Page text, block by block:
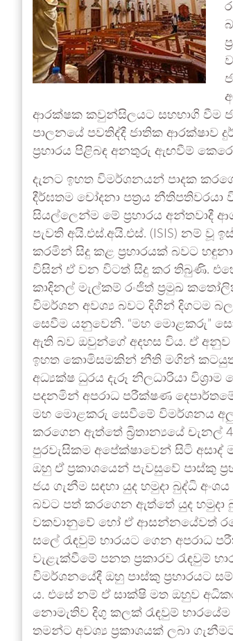
ආරක්ෂක කවුන්සිලයට සහභාගි වීම
පාලනයේ පවතිද්දී ජාතික ආරක්ෂාව
ප්‍රහාරය පිළිබඳ අනතුරු ඇඟවීම්
දැනට ඉහත විමර්ශනයන් පාදක
දීර්ඝතම චෝදනා පත්‍රය
සියල්ලෙන්ම මේ ප්‍රහාරය අන්තවාදී
පැවති අයි.එස්.අයි.එස්. (ISIS) නම්
කරමින් සිදු කළ ප්‍රහාරයක් බවට
විසින් ඒ වන විටත් සිදු කර තිබුණි.
කාදිනල් මැල්කම් රංජිත් ප්‍රමුඛ
විමර්ශන අවශ්‍ය බවට දිගින් දිගටම
සෙවීම යනුවෙනි. “මහ මොළකරු”
ඇති බව ඔවුන්ගේ අදහස විය. ඒ අනුව
ඉහත කොමිසමකින් නීති මගින් කටයුතු
අධ්‍යක්ෂ ධුරය දැරූ නිලධාරියා
පදනමින් අපරාධ පරීක්ෂණ
මහ මොළකරු සෙවීමේ විමර්ශනය
කරගෙන ඇත්තේ බ්‍රිතාන්‍යයේ
පුරවැසිකම අපේක්ෂාවෙන් සිටි අසාද්
ඔහු ඒ ප්‍රකාශයෙන් පැවසුවේ පාස්කු
ජය ගැනීම සඳහා යුද හමුදා බුද්ධි
බවට පත් කරගෙන ඇත්තේ යුද හමුදා
වකවානුවේ හෝ ඒ ආසන්නයේවත්
සලේ රැඳවුම් භාරයට ගෙන අපරාධ
වැළැක්වීමේ පනත ප්‍රකාරව රැඳවුම්
විමර්ශනයේදී ඔහු පාස්කු ප්‍රහාරයට
ය. එසේ නම් ඒ සාක්ෂි මත ඔහුව
නොමැතිව දිගු කලක් රැඳවුම්
තමන්ට අවශ්‍ය ප්‍රකාශයක් ලබා